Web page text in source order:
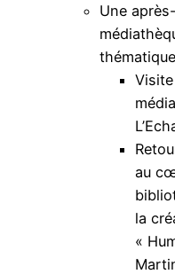
Une
thématique
au
la
«